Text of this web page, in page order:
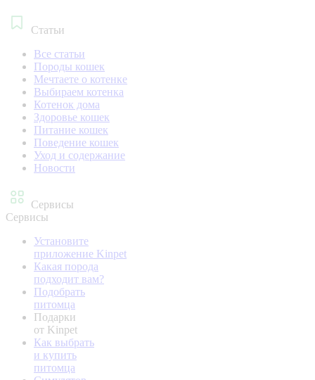
Статьи
Все статьи
Породы кошек
Мечтаете о котенке
Выбираем котенка
Котенок дома
Здоровье кошек
Питание кошек
Поведение кошек
Уход и содержание
Новости
Сервисы
Сервисы
Установите
приложение Kinpet
Какая порода
подходит вам?
Подобрать
питомца
Подарки
от Kinpet
Как выбрать
и купить
питомца